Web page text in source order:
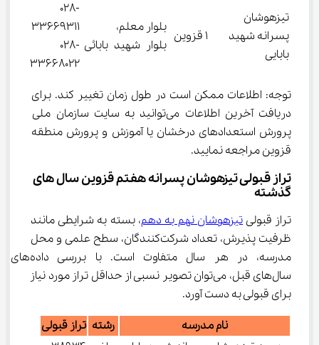
تیزهوشان
پسرانه شهید
بابایی
1 قزوین
بلوار معلم،
بلوار شهید بابائی
028-
33669311
028-
33668022
توجه: اطلاعات ممکن است در طول زمان تغییر کند. برای
دریافت آخرین اطلاعات می‌توانید به سایت سازمان ملی
پرورش استعدادهای درخشان یا آموزش و پرورش منطقه
قزوین مراجعه نمایید.
تراز قبولی تیزهوشان پسرانه هفتم قزوین سال های
گذشته
تراز قبولی تیزهوشان نهم به دهم، بسته به شرایطی مانند
ظرفیت پذیرش، تعداد شرکت‌کنندگان، سطح علمی و محل
مدرسه، در هر سال متفاوت است. با بررسی داده‌های
سال‌های قبل، می‌توان تصویر نسبی از حداقل تراز مورد نیاز
برای قبولی به دست آورد.
نام مدرسه
رشته تراز قبولی